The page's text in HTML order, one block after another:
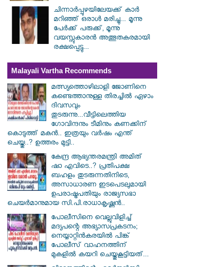
ചിന്നാർപ്പുഴയിലേയക്ക് കാർ
മറിഞ്ഞ് ഒരാൾ മരിച്ചു... മൂന്നു
പേർക്ക് പരുക്ക്, മൂന്നു
വയസ്സുകാരൻ അത്ഭുതകരമായി
രക്ഷപ്പെട്ടു...
Malayali Vartha Recommends
മത്സ്യത്തൊഴിലാളി ജോണിനെ
കണ്ടെത്താനുള്ള തിരച്ചിൽ ഏഴാം
ദിവസവും
തുടരുന്നു...വീട്ടിലെത്തിയ
ഗോവിന്ദനും ടീമിനും കണക്കിന്
കൊടുത്ത് മകൻ.. ഇത്രയും വർഷം എന്ത്
ചെയ്തു..? ഉത്തരം മുട്ടി..
കേന്ദ്ര ആഭ്യന്തരമന്ത്രി അമിത്
ഷാ എവിടെ..? പ്രതിപക്ഷ
ബഹളം തുടരുന്നതിനിടെ,
അസാധാരണ ഇടപെടലുമായി
ഉപരാഷ്ട്രപതിയും രാജ്യസഭാ
ചെയർമാനുമായ സി.പി.രാധാകൃഷ്ണൻ..
പോലീസിനെ വെല്ലുവിളിച്ച്
മദ്യപന്റെ അഭ്യാസപ്രകടനം;
നെയ്യാറ്റിൻകരയിൽ പിങ്ക്
പോലീസ് വാഹനത്തിന്
മുകളിൽ കയറി ചെയ്തുകൂട്ടിയത്...